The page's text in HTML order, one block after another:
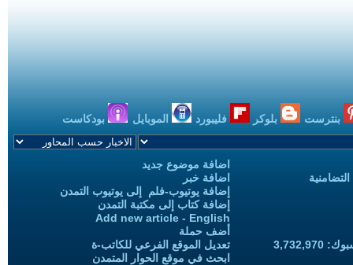
بنترست بلوكر فليبورد الموبايل بودكاست
اضافة موضوع جديد
اضافة خبر
إضافة يوتيوب-فلم إلى يوتيوب التمدن
إضافة كتاب إلى مكتبة التمدن
Add new article - English
أضف حملة
تعديل الموقع الفرعي للكاتب-ة
ابحث في موقع الحوار المتمدن